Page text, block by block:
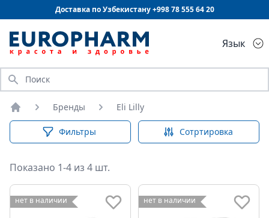
Доставка по Узбекистану +99878 555 64 20
Язык
Искать
Главная
Бренды Eli Lilly
Фильтры Сотртировка
Показано 1-4 из 4 шт.
нет в наличии нет в наличии